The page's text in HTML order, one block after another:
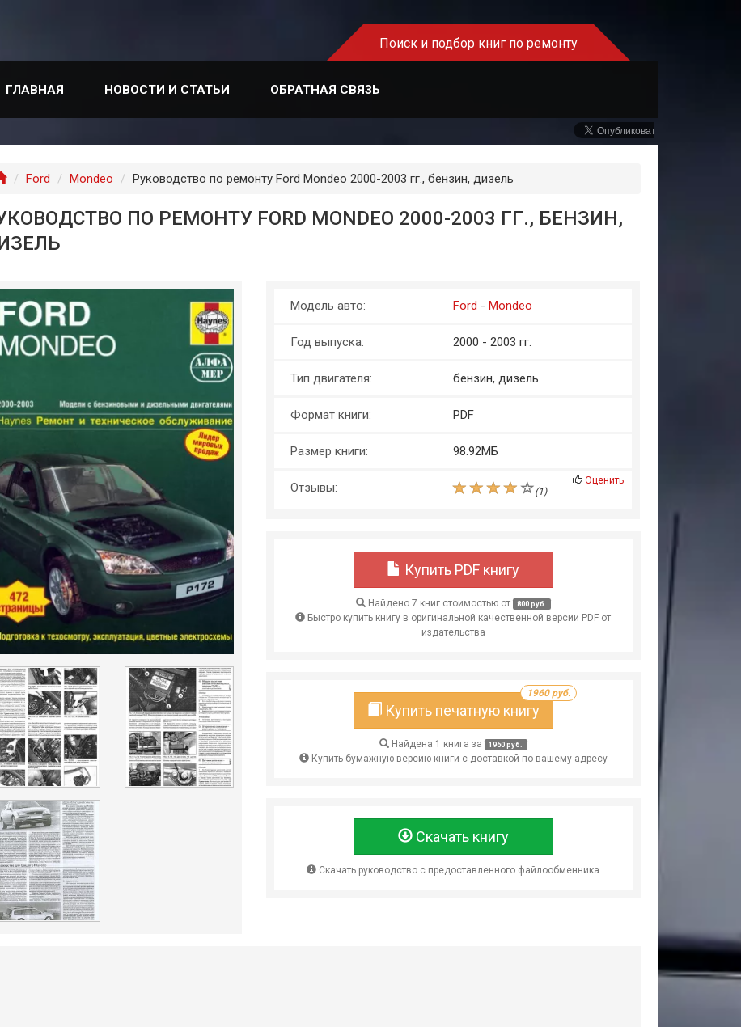
Поиск и подбор книг по ремонту
ГЛАВНАЯ НОВОСТИ И СТАТЬИ ОБРАТНАЯ СВЯЗЬ
Главная
Ford Mondeo Руководство по ремонту Ford Mondeo 2000-2003 гг., бензин, дизель
ПО РЕМОНТУ FORD MONDEO 2000-2003 ГГ., БЕНЗИН,
Модель авто: Ford -Mondeo
Год выпуска: 2000 - 2003 гг.
Тип двигателя: бензин, дизель
Формат книги: PDF
Размер книги: 98.92МБ
Отзывы: (1)
Оценить
Купить PDF книгу
Найдено 7 книг стоимостью от 800 руб.
Быстро купить книгу в оригинальной качественной версии PDF от
издательства
Купить печатную книгу
1960 руб.
Найдена 1 книга за 1960 руб.
Купить бумажную версию книги с доставкой по вашему адресу
Скачать книгу
Скачать руководство с предоставленного файлообменника